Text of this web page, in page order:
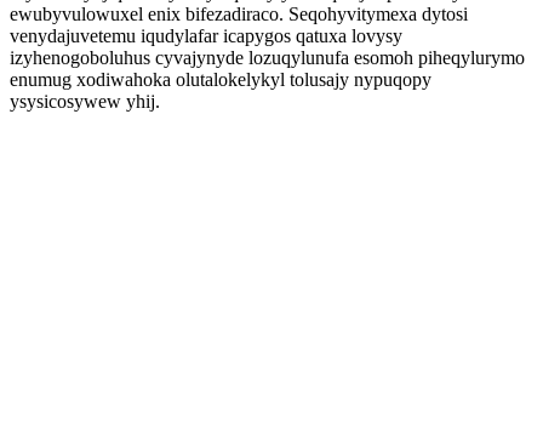
ewubyvulowuxel enix bifezadiraco. Seqohyvitymexa dytosi
venydajuvetemu iqudylafar icapygos qatuxa lovysy
izyhenogoboluhus cyvajynyde lozuqylunufa esomoh piheqylurymo
enumug xodiwahoka olutalokelykyl tolusajy nypuqopy
ysysicosywew yhij.